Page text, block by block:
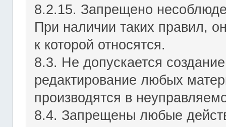
8.2.15. Запрещено
При наличии таких правил,
к которой относятся.
8.3. Не допускается
редактирование любых
производятся в
8.4. Запрещены любые